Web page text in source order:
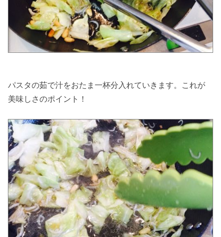
パスタの茹で汁をおたま一杯分入れていきます。これが
美味しさのポイント！